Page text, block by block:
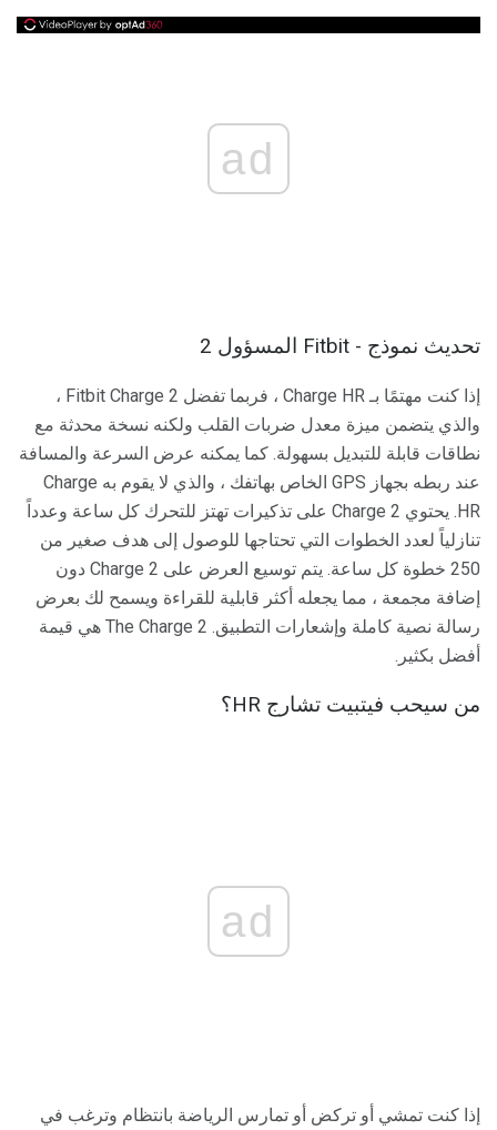
ad
تحديث نموذج - Fitbit المسؤول 2
إذا كنت مهتمًا بـ Charge HR ، فربما تفضل Fitbit Charge 2 ،
والذي يتضمن ميزة معدل ضربات القلب ولكنه نسخة محدثة مع
نطاقات قابلة للتبديل بسهولة. كما يمكنه عرض السرعة والمسافة
عند ربطه بجهاز GPS الخاص بهاتفك ، والذي لا يقوم به Charge
HR. يحتوي Charge 2 على تذكيرات تهتز للتحرك كل ساعة وعدداً
تنازلياً لعدد الخطوات التي تحتاجها للوصول إلى هدف صغير من
250 خطوة كل ساعة. يتم توسيع العرض على Charge 2 دون
إضافة مجمعة ، مما يجعله أكثر قابلية للقراءة ويسمح لك بعرض
رسالة نصية كاملة وإشعارات التطبيق. The Charge 2 هي قيمة
أفضل بكثير.
من سيحب فيتبيت تشارج HR؟
ad
إذا كنت تمشي أو تركض أو تمارس الرياضة بانتظام وترغب في